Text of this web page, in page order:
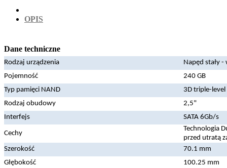
OPIS
Dane techniczne
Rodzaj urządzenia
Napęd stały
Pojemność
240 GB
Typ pamięci NAND
3D triple-level
Rodzaj obudowy
2,5"
Interfejs
SATA 6Gb/s
Cechy
Technologia
przed utratą
Szerokość
70.1 mm
Głębokość
100.25 mm